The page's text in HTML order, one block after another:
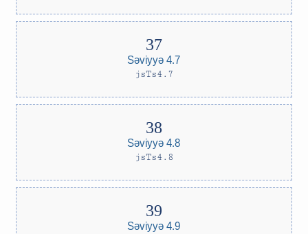
Səviyyə 4.7
jsTs4.7
Səviyyə 4.8
jsTs4.8
Səviyyə 4.9